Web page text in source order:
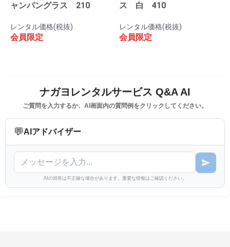
ャンパングラス 210
レンタル価格(税抜)
会員限定
ス 白 410
レンタル価格(税抜)
会員限定
ナガヨレンタルサービス Q&A AI
ご質問を入力するか、AI画面内の質問例をクリックしてください。
💬AIアドバイザー
AIの回答は不正確な場合があります。重要な情報はご確認ください。